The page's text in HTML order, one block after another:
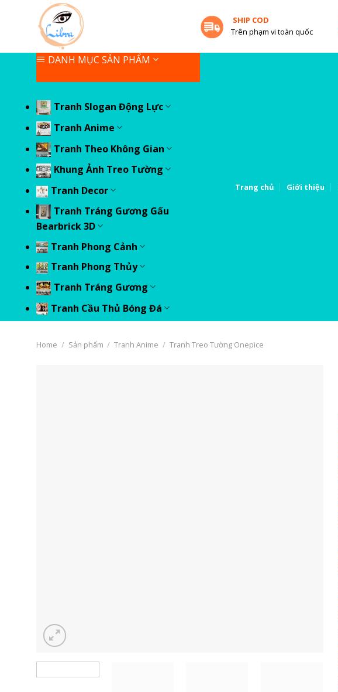
SHIP COD
Trên phạm vi toàn quốc
DANH MỤC SẢN PHẨM
Tranh Slogan Động Lực
Tranh Anime
Tranh Theo Không Gian
Khung Ảnh Treo Tường
Tranh Decor
Tranh Tráng Gương Gấu
Bearbrick 3D
Tranh Phong Cảnh
Tranh Phong Thủy
Tranh Tráng Gương
Tranh Cầu Thủ Bóng Đá
Trang chủ Giới thiệu
Home / Sản phẩm / Tranh Anime / Tranh Treo Tường Onepice